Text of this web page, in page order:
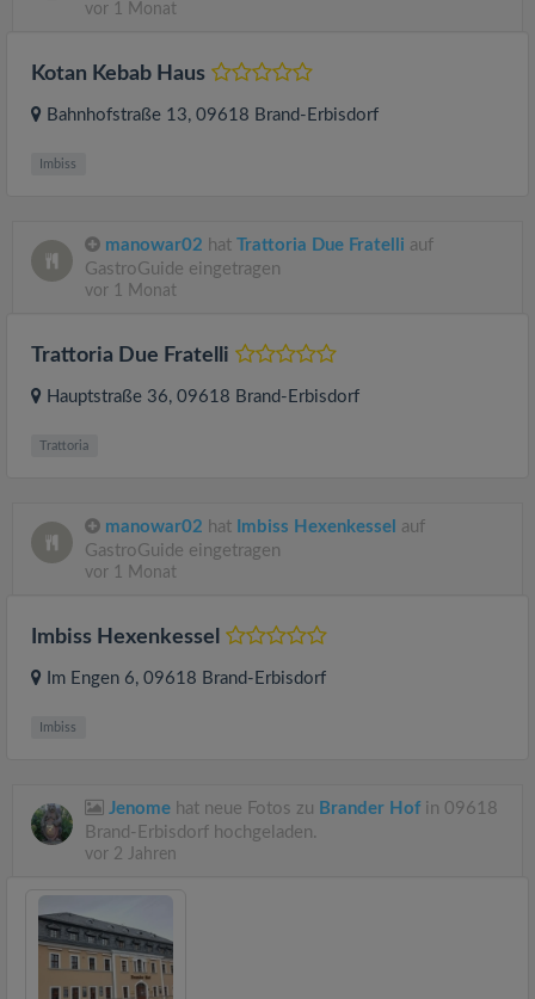
vor 1 Monat
Kotan Kebab Haus
Bahnhofstraße 13, 09618 Brand-Erbisdorf
Imbiss
manowar02 hat Trattoria Due Fratelli auf
GastroGuide eingetragen
vor 1 Monat
Trattoria Due Fratelli
Hauptstraße 36, 09618 Brand-Erbisdorf
Trattoria
manowar02 hat Imbiss Hexenkessel auf
GastroGuide eingetragen
vor 1 Monat
Imbiss Hexenkessel
Im Engen 6, 09618 Brand-Erbisdorf
Imbiss
Jenome hat neue Fotos zu Brander Hof in 09618
Brand-Erbisdorf hochgeladen.
vor 2 Jahren